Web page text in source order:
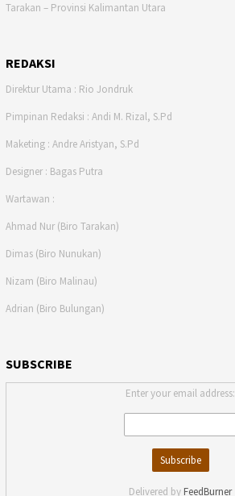
Tarakan – Provinsi Kalimantan Utara
REDAKSI
Direktur Utama : Rio Jondruk
Pimpinan Redaksi : Andi M. Rizal, S.Pd
Maketing : Andre Aristyan, S.Pd
Designer : Bagas Putra
Wartawan :
Ahmad Nur (Biro Tarakan)
Dimas (Biro Nunukan)
Nizam (Biro Malinau)
Adrian (Biro Bulungan)
SUBSCRIBE
Enter your email address:
Delivered by FeedBurner